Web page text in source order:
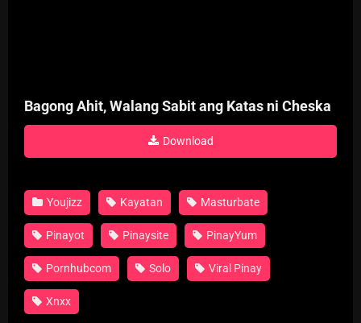
Bagong Ahit, Walang Sabit ang Katas ni Cheska
Download
Youjizz Kayatan Masturbate
Pinayot Pinaysite PinayYum
Pornhubcom Solo Viral Pinay
Xnxx